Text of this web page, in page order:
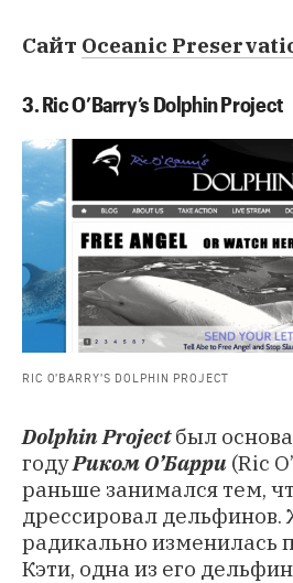
Сайт Oceanic
3. Ric O’Barry’s Dolphin Project
RIC O’BARRY’S DOLPHIN PROJECT
Dolphin Projectбыл
годуРиком О’Барри (Ric
раньше занимался тем,
дрессировал дельфинов.
радикально изменилась
Кэти, одна из его